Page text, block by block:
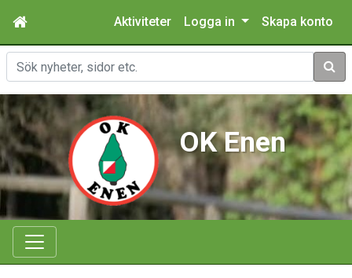
Aktiviteter Logga in Skapa konto
Sök
OK Enen